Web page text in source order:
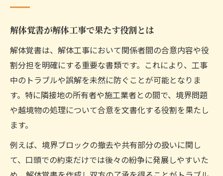
ト
解体工事と境界覚書の関係を正しく理解す
る
共有建物や越境物に対応する覚書活用術
共有部分の解体覚書作成時に注意したい点
越境覚書と解体工事のリスク回避策を解説
解体覚書が解体工事で果たす役割とは
解体覚書は、解体工事において関係者間の合意内容や役
割分担を明確にする重要な書類です。これにより、工事
中のトラブルや誤解を未然に防ぐことが可能となりま
す。特に隣接地の所有者や施工業者との間で、境界問題
や越境物の処理について合意を文書化する役割を果たし
ます。
例えば、境界ブロックの撤去や共有部分の扱いに関し
て、口頭での約束だけでは後々の紛争に発展しやすいた